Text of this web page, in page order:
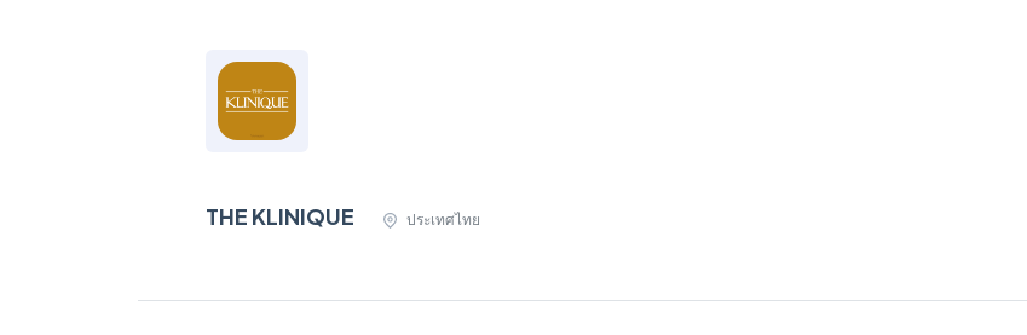
THE KLINIQUE ประเทศไทย